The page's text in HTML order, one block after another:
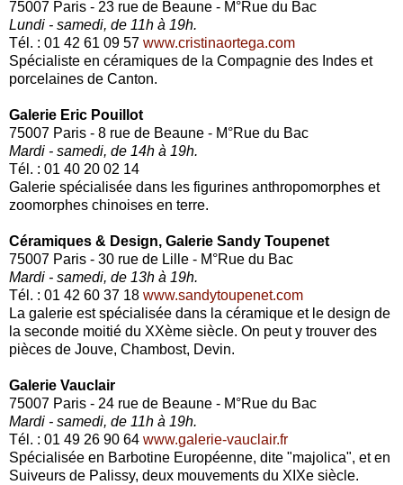
75007 Paris - 23 rue de Beaune - M°Rue du Bac
Lundi - samedi, de 11h à 19h.
Tél. : 01 42 61 09 57 www.cristinaortega.com
Spécialiste en céramiques de la Compagnie des Indes et
porcelaines de Canton.
Galerie Eric Pouillot
75007 Paris - 8 rue de Beaune - M°Rue du Bac
Mardi - samedi, de 14h à 19h.
Tél. : 01 40 20 02 14
Galerie spécialisée dans les figurines anthropomorphes et
zoomorphes chinoises en terre.
Céramiques & Design, Galerie Sandy Toupenet
75007 Paris - 30 rue de Lille - M°Rue du Bac
Mardi - samedi, de 13h à 19h.
Tél. : 01 42 60 37 18 www.sandytoupenet.com
La galerie est spécialisée dans la céramique et le design de
la seconde moitié du XXème siècle. On peut y trouver des
pièces de Jouve, Chambost, Devin.
Galerie Vauclair
75007 Paris - 24 rue de Beaune - M°Rue du Bac
Mardi - samedi, de 11h à 19h.
Tél. : 01 49 26 90 64 www.galerie-vauclair.fr
Spécialisée en Barbotine Européenne, dite "majolica", et en
Suiveurs de Palissy, deux mouvements du XIXe siècle.